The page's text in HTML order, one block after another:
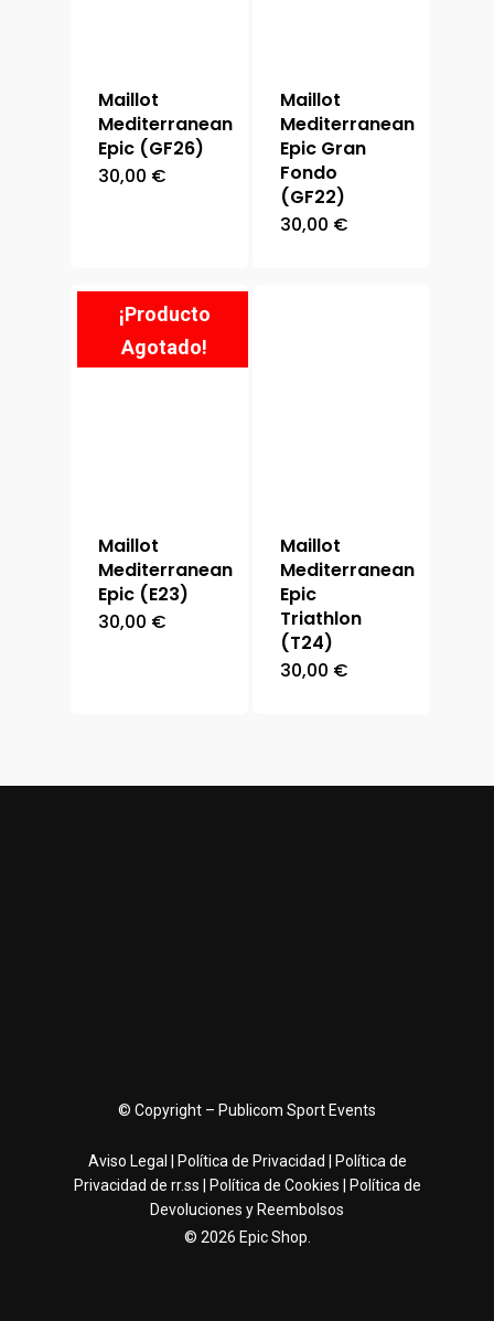
Maillot
Mediterranean
Epic (GF26)
30,00 €
Maillot
Mediterranean
Epic Gran
Fondo
(GF22)
30,00 €
¡Producto
Agotado!
Maillot
Mediterranean
Epic (E23)
30,00 €
Maillot
Mediterranean
Epic
Triathlon
(T24)
30,00 €
© Copyright – Publicom Sport Events
Aviso Legal Política de Privacidad
Política de
Privacidad de rr.ss
Política de Cookies
Política de
Devoluciones y Reembolsos
© 2026 Epic Shop.